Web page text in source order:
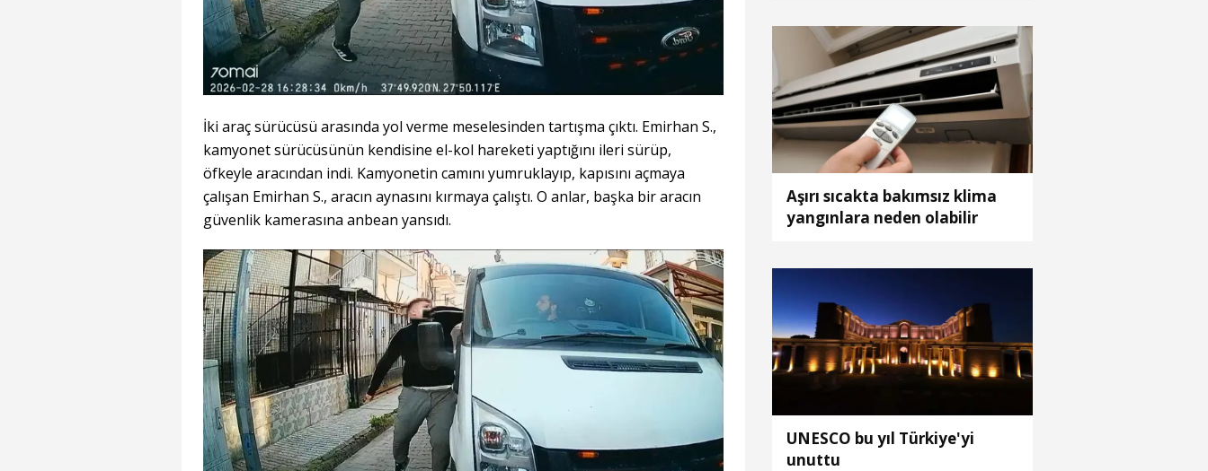
İki araç sürücüsü arasında yol verme meselesinden tartışma çıktı. Emirhan S.,
kamyonet sürücüsünün kendisine el-kol hareketi yaptığını ileri sürüp,
öfkeyle aracından indi. Kamyonetin camını yumruklayıp, kapısını açmaya
çalışan Emirhan S., aracın aynasını kırmaya çalıştı. O anlar, başka bir aracın
güvenlik kamerasına anbean yansıdı.
Aşırı sıcakta bakımsız klima
yangınlara neden olabilir
UNESCO bu yıl Türkiye'yi
unuttu